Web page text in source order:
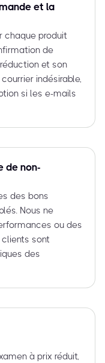
et la
chaque produit
de
et son
indésirable,
si les e-mails
de non-
des bons
Nous ne
ou des
sont
des
à prix réduit,